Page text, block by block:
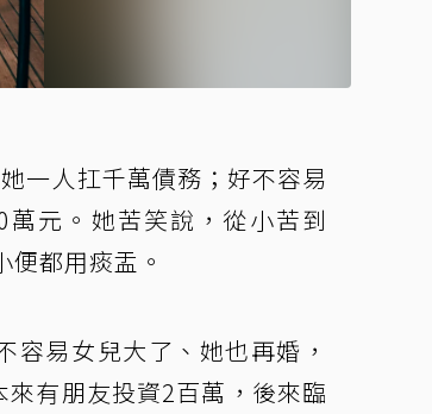
一人扛千萬債務；好不容易
元。她苦笑說，從小苦到
都用痰盂。
易女兒大了、她也再婚，
有朋友投資2百萬，後來臨